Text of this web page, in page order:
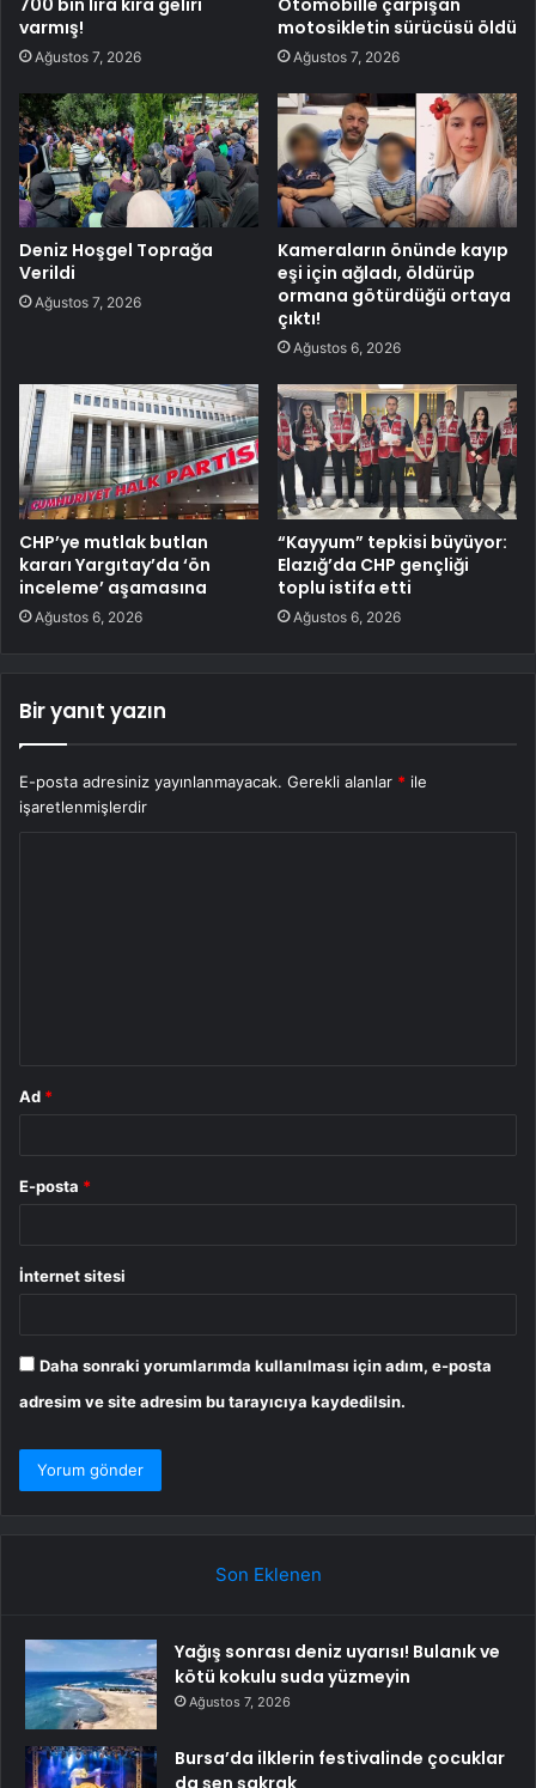
varmış!
Ağustos 7, 2026
motosikletin sürücüsü öldü
Ağustos 7, 2026
Deniz Hoşgel Toprağa
Verildi
Ağustos 7, 2026
Kameraların önünde kayıp
eşi için ağladı, öldürüp
ormana götürdüğü ortaya
çıktı!
Ağustos 6, 2026
CHP’ye mutlak butlan
kararı Yargıtay’da ‘ön
inceleme’ aşamasına
Ağustos 6, 2026
“Kayyum” tepkisi büyüyor:
Elazığ’da CHP gençliği
toplu istifa etti
Ağustos 6, 2026
Bir yanıt yazın
E-posta adresiniz yayınlanmayacak. Gerekli alanlar * ile
işaretlenmişlerdir
Ad *
E-posta *
İnternet sitesi
Daha sonraki yorumlarımda kullanılması için adım, e-posta
adresim ve site adresim bu tarayıcıya kaydedilsin.
Son Eklenen
Yağış sonrası deniz uyarısı! Bulanık ve
kötü kokulu suda yüzmeyin
Ağustos 7, 2026
Bursa’da ilklerin festivalinde çocuklar